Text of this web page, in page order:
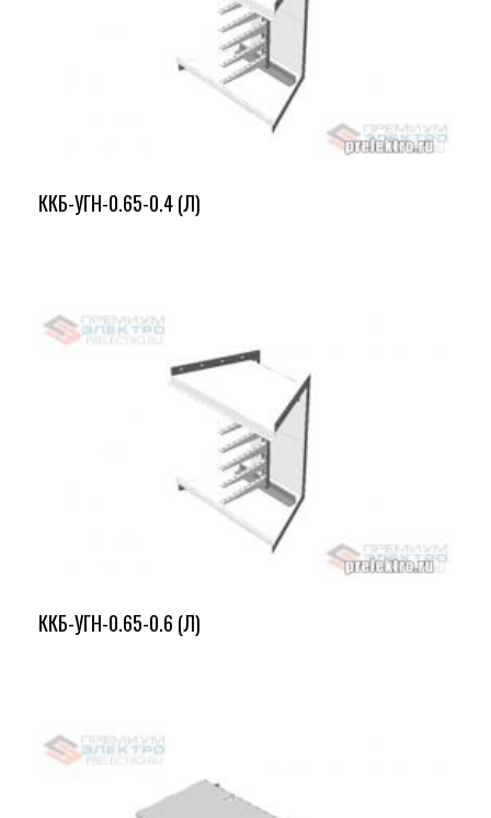
ККБ-УГН-0.65-0.4 (Л)
ККБ-УГН-0.65-0.6 (Л)